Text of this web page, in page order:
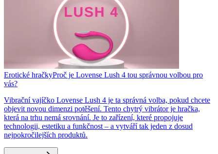
Erotické hračkyProč je Lovense Lush 4 tou správnou volbou pro
vás?
Vibrační vajíčko Lovense Lush 4 je ta správná volba, pokud chcete
objevit novou dimenzi potěšení. Tento chytrý vibrátor je hračka,
která na trhu nemá srovnání. Je to zařízení, které propojuje
technologii, estetiku a funkčnost – a vytváří tak jeden z dosud
nejpokročilejších produktů.